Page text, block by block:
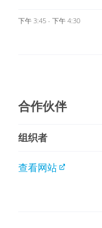
下午 3:45 - 下午 4:30
合作伙伴
组织者
查看网站